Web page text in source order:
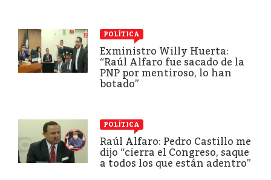
POLÍTICA
Exministro Willy Huerta:
“Raúl Alfaro fue sacado de la
PNP por mentiroso, lo han
botado”
POLÍTICA
Raúl Alfaro: Pedro Castillo me
dijo “cierra el Congreso, saque
a todos los que están adentro”